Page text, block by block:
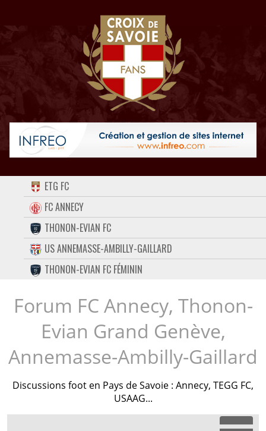
ACCUEIL
FORUM
CONTACT
FACEBOOK
TWITTER
INSTAGRAM
ETG FC
FC ANNECY
THONON-EVIAN FC
US ANNEMASSE-AMBILLY-GAILLARD
THONON-EVIAN FC FÉMININ
Forum FC Annecy, Thonon-
Evian Grand Genève,
Annemasse-Ambilly-Gaillard
Discussions foot en Pays de Savoie : Annecy, TEGG FC,
USAAG...